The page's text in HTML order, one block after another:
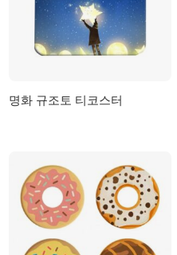
명화 규조토 티코스터